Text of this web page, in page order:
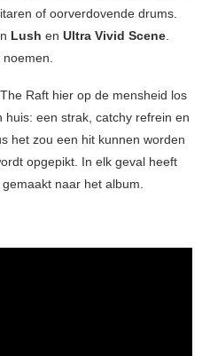
of oorverdovende drums.
Lush en Ultra Vivid Scene.
noemen.
Raft hier op de mensheid los
huis: een strak, catchy refrein en
het zou een hit kunnen worden
opgepikt. In elk geval heeft
naar het album.